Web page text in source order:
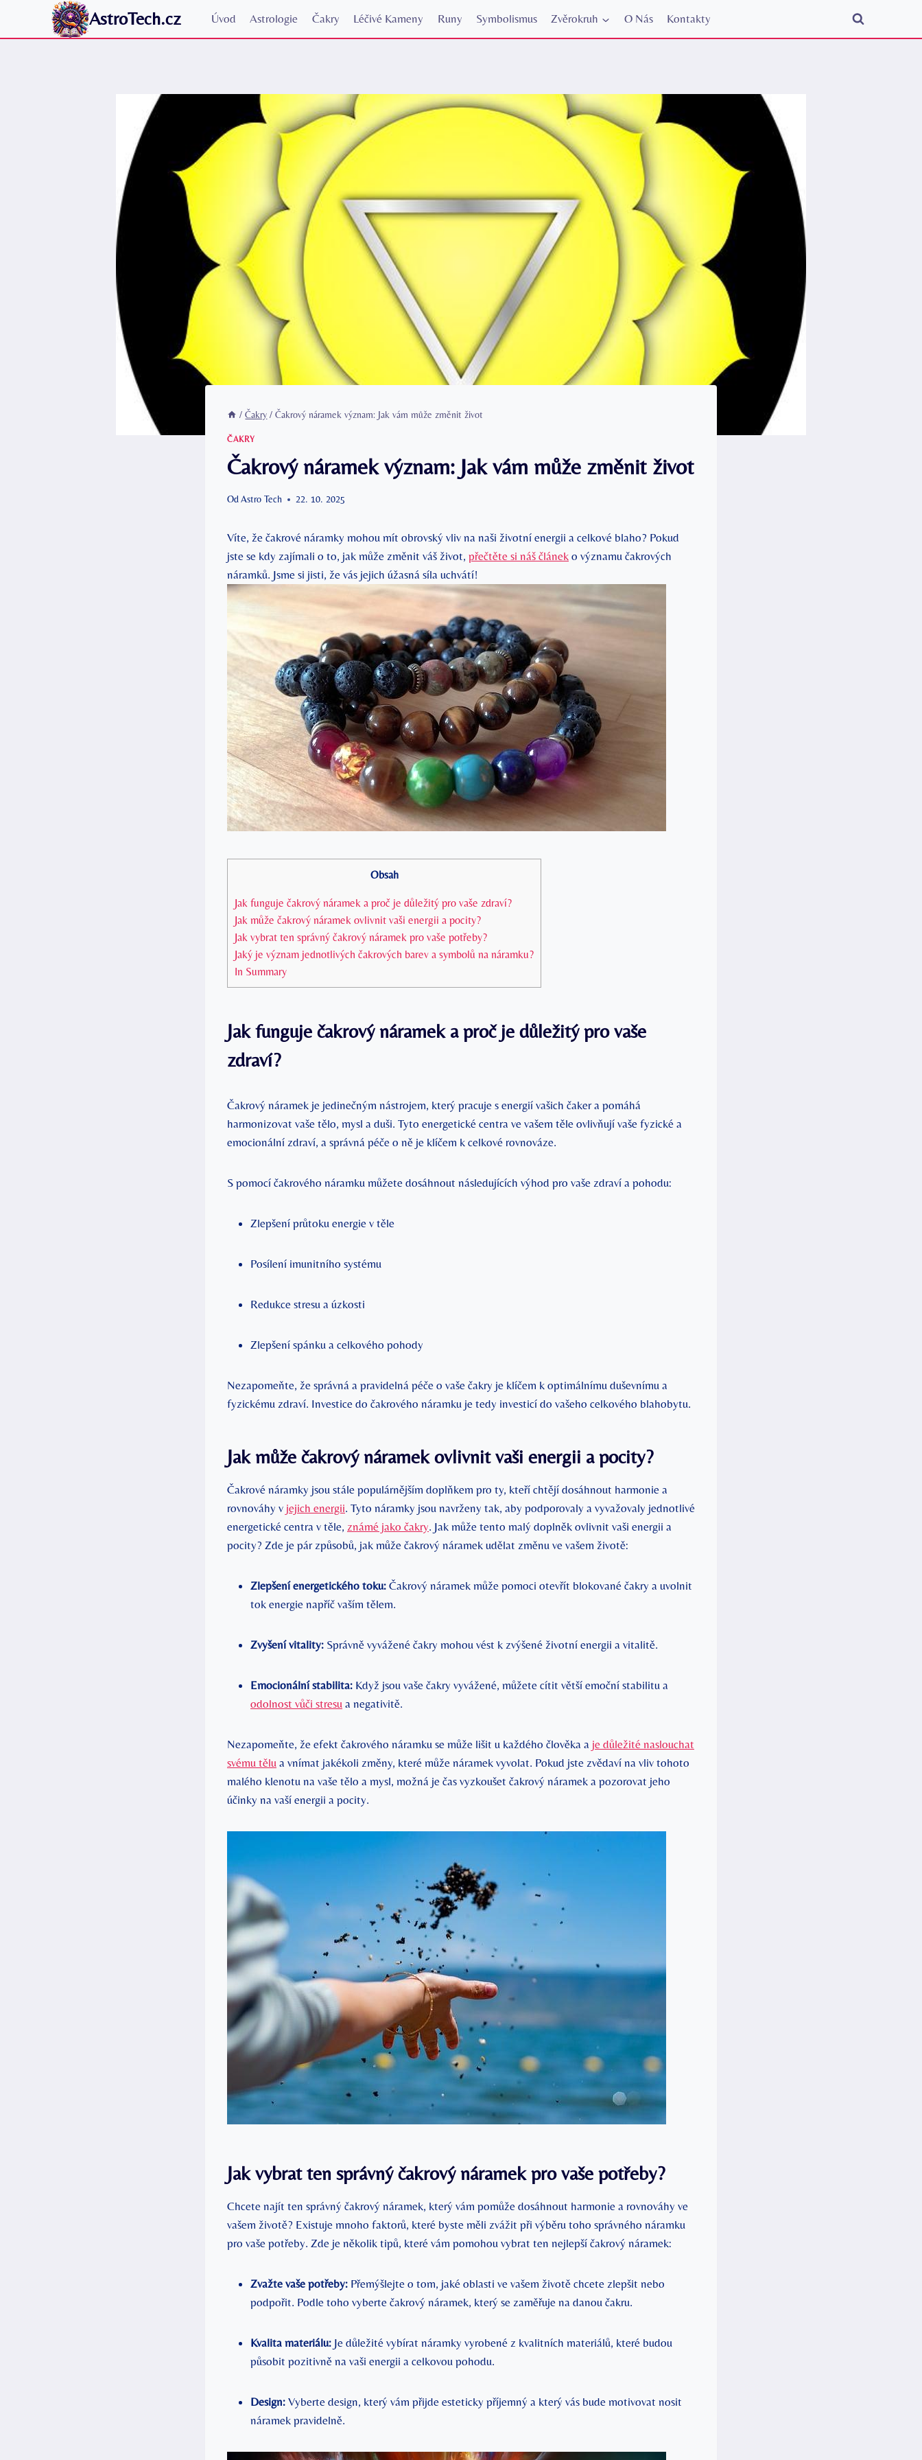
AstroTech.cz Úvod Astrologie Čakry Léčivé Kameny Runy Symbolismus Zvěrokruh O Nás Kontakty
/ Čakry / Čakrový náramek význam: Jak vám může změnit život
ČAKRY
Čakrový náramek význam: Jak vám může změnit život
OdAstro Tech 22. 10. 2025
Víte, že čakrové náramky mohou mít obrovský vliv na naši životní energii a celkové blaho? Pokud
jste se kdy zajímali o to, jak může změnit váš život, přečtěte si náš článek o významu čakrových
náramků. Jsme si jisti, že vás jejich úžasná síla uchvátí!
Obsah
Jak funguje čakrový náramek a proč je důležitý pro vaše zdraví?
Jak může čakrový náramek ovlivnit vaši energii a pocity?
Jak vybrat ten správný čakrový náramek pro vaše potřeby?
Jaký je význam jednotlivých čakrových barev a symbolů na náramku?
In Summary
Jak funguje čakrový náramek a proč je důležitý pro vaše
zdraví?
Čakrový náramek je jedinečným nástrojem, který pracuje s energií vašich čaker a pomáhá
harmonizovat vaše tělo, mysl a duši. Tyto energetické centra ve vašem těle ovlivňují vaše fyzické a
emocionální zdraví, a správná péče o ně je klíčem k celkové rovnováze.
S pomocí čakrového náramku můžete dosáhnout následujících výhod pro vaše zdraví a pohodu:
Zlepšení průtoku energie v těle
Posílení imunitního systému
Redukce stresu a úzkosti
Zlepšení spánku a celkového pohody
Nezapomeňte, že správná a pravidelná péče o vaše čakry je klíčem k optimálnímu duševnímu a
fyzickému zdraví. Investice do čakrového náramku je tedy investicí do vašeho celkového blahobytu.
Jak může čakrový náramek ovlivnit vaši energii a pocity?
Čakrové náramky jsou stále populárnějším doplňkem pro ty, kteří chtějí dosáhnout harmonie a
rovnováhy v jejich energii. Tyto náramky jsou navrženy tak, aby podporovaly a vyvažovaly jednotlivé
energetické centra v těle, známé jako čakry. Jak může tento malý doplněk ovlivnit vaši energii a
pocity? Zde je pár způsobů, jak může čakrový náramek udělat změnu ve vašem životě:
Zlepšení energetického toku: Čakrový náramek může pomoci otevřít blokované čakry a uvolnit
tok energie napříč vaším tělem.
Zvyšení vitality: Správně vyvážené čakry mohou vést k zvýšené životní energii a vitalitě.
Emocionální stabilita: Když jsou vaše čakry vyvážené, můžete cítit větší emoční stabilitu a
odolnost vůči stresu a negativitě.
Nezapomeňte, že efekt čakrového náramku se může lišit u každého člověka a je důležité naslouchat
svému tělu a vnímat jakékoli změny, které může náramek vyvolat. Pokud jste zvědaví na vliv tohoto
malého klenotu na vaše tělo a mysl, možná je čas vyzkoušet čakrový náramek a pozorovat jeho
účinky na vaší energii a pocity.
Jak vybrat ten správný čakrový náramek pro vaše potřeby?
Chcete najít ten správný čakrový náramek, který vám pomůže dosáhnout harmonie a rovnováhy ve
vašem životě? Existuje mnoho faktorů, které byste měli zvážit při výběru toho správného náramku
pro vaše potřeby. Zde je několik tipů, které vám pomohou vybrat ten nejlepší čakrový náramek:
Zvažte vaše potřeby: Přemýšlejte o tom, jaké oblasti ve vašem životě chcete zlepšit nebo
podpořit. Podle toho vyberte čakrový náramek, který se zaměřuje na danou čakru.
Kvalita materiálu: Je důležité vybírat náramky vyrobené z kvalitních materiálů, které budou
působit pozitivně na vaši energii a celkovou pohodu.
Design: Vyberte design, který vám přijde esteticky příjemný a který vás bude motivovat nosit
náramek pravidelně.